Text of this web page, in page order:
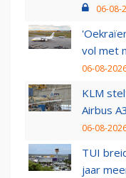
06-08-
vol met
06-08-
KLM
Airbus
06-08-
TUI
jaar